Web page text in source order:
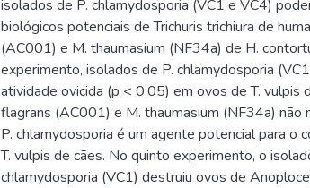
isolados de P. chlamydosporia (VC1 e VC4)
biológicos potenciais de Trichuris trichiura de
(AC001) e M. thaumasium (NF34a) de H.
experimento, isolados de P. chlamydosporia
atividade ovicida (p < 0,05) em ovos de T. vulpis
flagrans (AC001) e M. thaumasium (NF34a) não
P. chlamydosporia é um agente potencial para o
T. vulpis de cães. No quinto experimento, o
chlamydosporia (VC1) destruiu ovos de